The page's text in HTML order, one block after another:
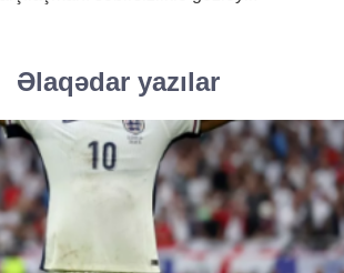
Əlaqədar yazılar